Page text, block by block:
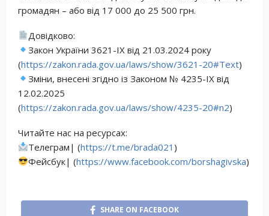
громадян – або від 17 000 до 25 500 грн.
Довідково:
Закон України 3621-IX від 21.03.2024 року
(https://zakon.rada.gov.ua/laws/show/3621-20#Text)
Зміни, внесені згідно із Законом № 4235-IX від
12.02.2025
(https://zakon.rada.gov.ua/laws/show/4235-20#n2)
Читайте нас на ресурсах:
Телеграм| (https://t.me/brada021 )
Фейсбук| (https://www.facebook.com/borshagivska)
SHARE ON FACEBOOK